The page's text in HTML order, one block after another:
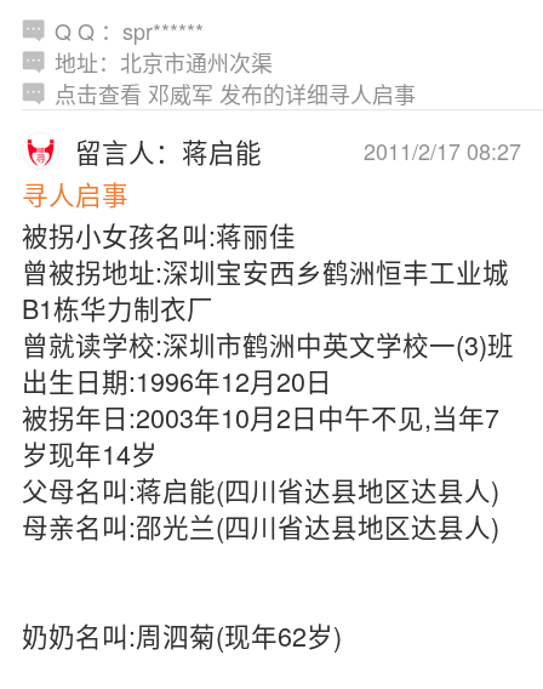
Q Q ：spr******
地址：北京市通州次渠
点击查看 邓威军 发布的详细寻人启事
2011/2/17 08:27
留言人：蒋启能
寻人启事
被拐小女孩名叫:蒋丽佳
曾被拐地址:深圳宝安西乡鹤洲恒丰工业城
B1栋华力制衣厂
曾就读学校:深圳市鹤洲中英文学校一(3)班
出生日期:1996年12月20日
被拐年日:2003年10月2日中午不见,当年7
岁现年14岁
父母名叫:蒋启能(四川省达县地区达县人)
母亲名叫:邵光兰(四川省达县地区达县人)
奶奶名叫:周泗菊(现年62岁)